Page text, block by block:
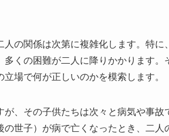
の関係は次第に複雑化します。特に
くの困難が二人に降りかかります。
場で何が正しいのかを模索します。
、その子供たちは次々と病気や事故
世子）が病で亡くなったとき、二人